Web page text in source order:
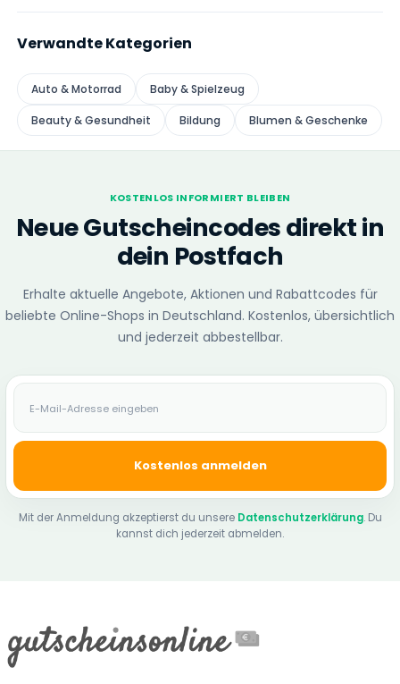
Verwandte Kategorien
Auto & Motorrad Baby & Spielzeug
Beauty & Gesundheit Bildung Blumen & Geschenke
KOSTENLOS INFORMIERT BLEIBEN
Neue Gutscheincodes direkt in
dein Postfach
Erhalte aktuelle Angebote, Aktionen und Rabattcodes für
beliebte Online-Shops in Deutschland. Kostenlos, übersichtlich
und jederzeit abbestellbar.
E-Mail-Adresse
Kostenlos anmelden
Mit der Anmeldung akzeptierst du unsere Datenschutzerklärung. Du
kannst dich jederzeit abmelden.